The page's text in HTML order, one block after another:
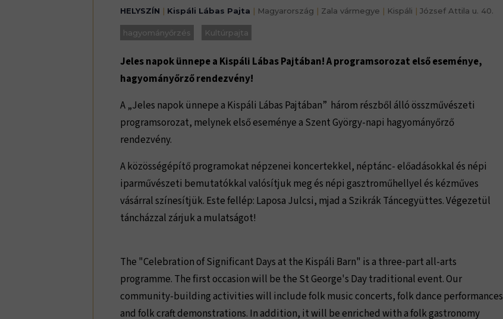
HELYSZÍN | Kispáli Lábas Pajta | Magyarország | Zala vármegye | Kispáli | József Attila u. 40.
hagyományőrzés Kultúrpajta
Jeles napok ünnepe a Kispáli Lábas Pajtában! A programsorozat első eseménye,
hagyományőrző rendezvény!
A „Jeles napok ünnepe a Kispáli Lábas Pajtában” három részből álló összművészeti
programsorozat, melynek első eseménye a Szent György-napi hagyományőrző
rendezvény.
A közösségépítő programokat népzenei koncertekkel, néptánc- előadásokkal és népi
iparművészeti bemutatókkal valósítjuk meg és népi gasztroműhellyel és kézműves
vásárral színesítjük. Este fellép: Laposa Julcsi, mjad a Szikrák Táncegyüttes. Végezetül
táncházzal zárjuk a mulatságot!
The "Celebration of Significant Days at the Kispáli Barn" is a three-part all-arts
programme. The first occasion will be the St George's Day traditional event. Our
community-building activities will include folk music concerts, folk dance performances
and folk craft demonstrations. In addition, it will be enriched with a folk gastronomy